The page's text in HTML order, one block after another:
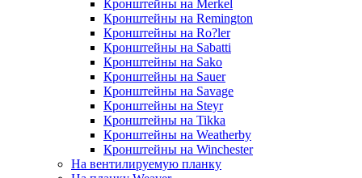
Кронштейны на Merkel
Кронштейны на Remington
Кронштейны на Ro?ler
Кронштейны на Sabatti
Кронштейны на Sako
Кронштейны на Sauer
Кронштейны на Savage
Кронштейны на Steyr
Кронштейны на Tikka
Кронштейны на Weatherby
Кронштейны на Winchester
На вентилируемую планку